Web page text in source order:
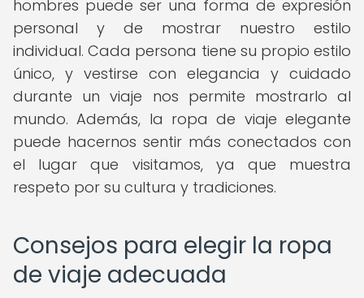
hombres puede ser una forma de expresión
personal y de mostrar nuestro estilo
individual. Cada persona tiene su propio estilo
único, y vestirse con elegancia y cuidado
durante un viaje nos permite mostrarlo al
mundo. Además, la ropa de viaje elegante
puede hacernos sentir más conectados con
el lugar que visitamos, ya que muestra
respeto por su cultura y tradiciones.
Consejos para elegir la ropa
de viaje adecuada